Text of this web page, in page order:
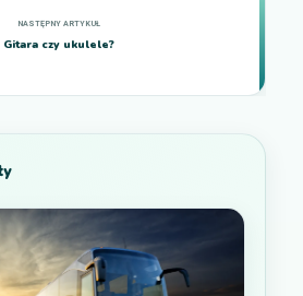
Gitara czy ukulele?